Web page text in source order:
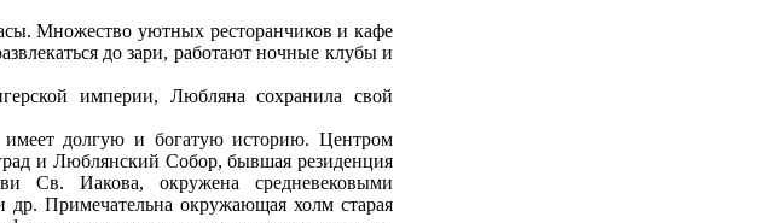
Множество уютных ресторанчиков и кафе
до зари, работают ночные клубы и
империи, Любляна сохранила свой
имеет долгую и богатую историю. Центром
и Люблянский Собор, бывшая резиденция
Св. Иакова, окружена средневековыми
Примечательна окружающая холм старая